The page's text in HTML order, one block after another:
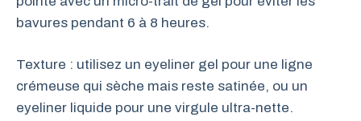
bavures pendant 6 à 8 heures.
Texture : utilisez un eyeliner gel pour une ligne
crémeuse qui sèche mais reste satinée, ou un
eyeliner liquide pour une virgule ultra-nette.